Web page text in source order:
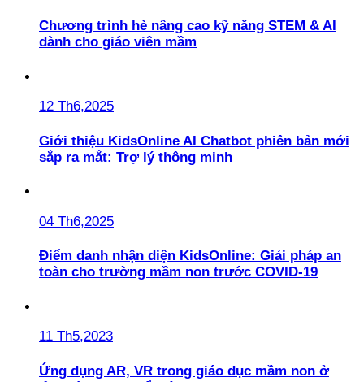
Chương trình hè nâng cao kỹ năng STEM & AI
dành cho giáo viên mầm
12 Th6,2025
Giới thiệu KidsOnline AI Chatbot phiên bản mới
sắp ra mắt: Trợ lý thông minh
04 Th6,2025
Điểm danh nhận diện KidsOnline: Giải pháp an
toàn cho trường mầm non trước COVID-19
11 Th5,2023
Ứng dụng AR, VR trong giáo dục mầm non ở